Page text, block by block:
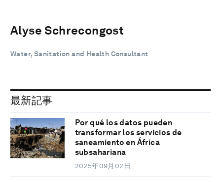
Alyse Schrecongost
Water, Sanitation and Health Consultant
最新記事
Por qué los datos pueden
transformar los servicios de
saneamiento en África
subsahariana
2025年09月02日